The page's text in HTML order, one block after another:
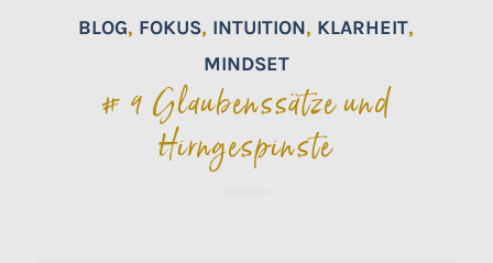
BLOG, FOKUS, INTUITION, KLARHEIT,
MINDSET
# 9 Glaubenssätze und
Hirngespinste